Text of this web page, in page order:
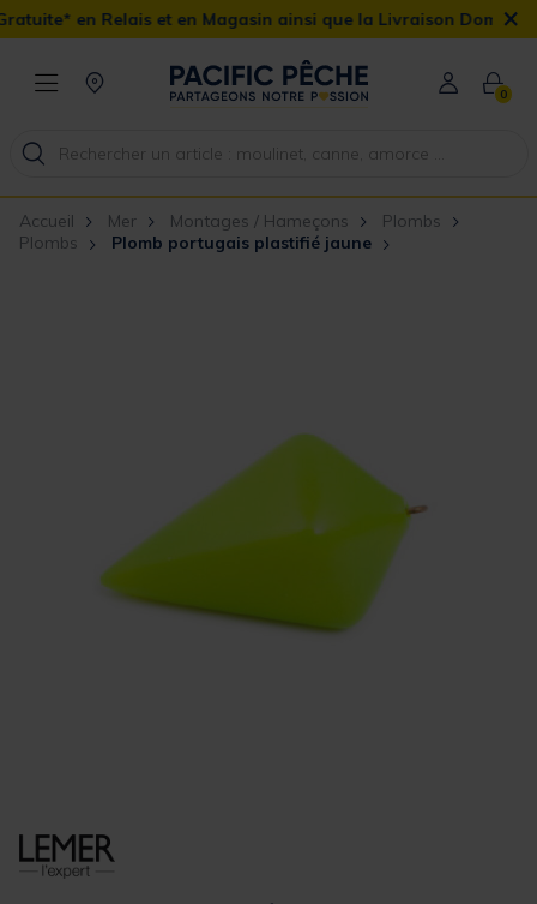
et en Magasin ainsi que la Livraison Domicile offerte dès 90€
×
0
Accueil Mer Montages / Hameçons
Plombs
Plombs
Plomb portugais plastifié jaune